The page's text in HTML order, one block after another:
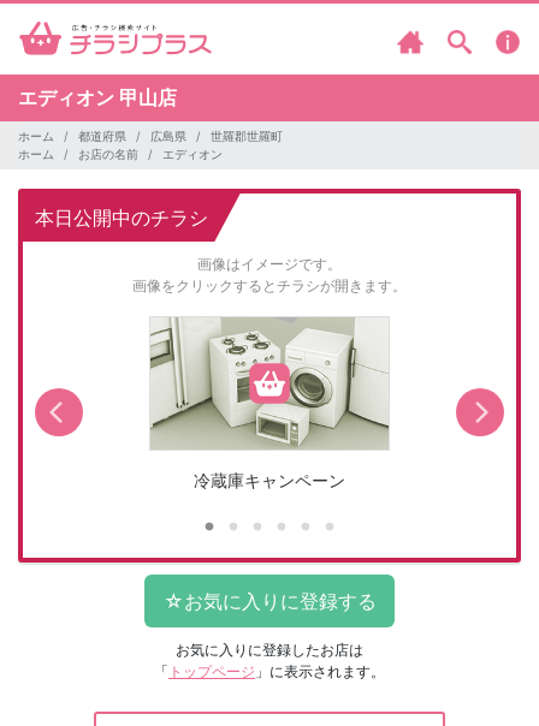
エディオン 甲山店
ホーム 都道府県 広島県
世羅郡世羅町
ホーム
お店の名前 エディオン
本日公開中のチラシ
画像はイメージです。
画像をクリックするとチラシが開きます。
冷蔵庫キャンペーン
お気に入りに登録したお店は
「 トップページ 」に表示されます。